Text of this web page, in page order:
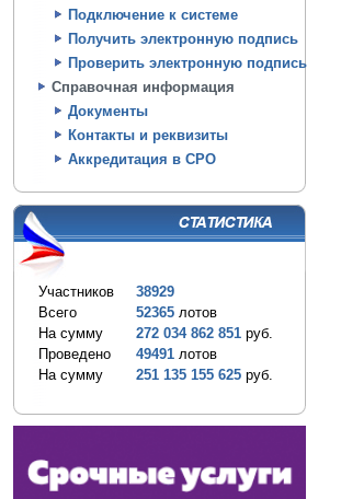
Подключение к системе
Получить электронную подпись
Проверить электронную подпись
Справочная информация
Документы
Контакты и реквизиты
Аккредитация в СРО
Участников
38929
Всего
52365 лотов
На сумму
272 034 862 851 руб.
Проведено
49491 лотов
На сумму
251 135 155 625 руб.